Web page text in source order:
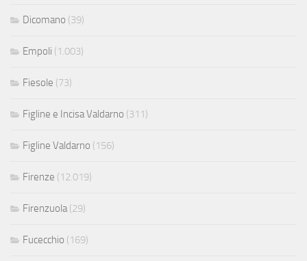
Dicomano (39)
Empoli (1.003)
Fiesole (73)
Figline e Incisa Valdarno (311)
Figline Valdarno (156)
Firenze (12.019)
Firenzuola(29)
Fucecchio (169)